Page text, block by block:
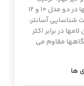
نمونه و رنگ ایده آل می باشند. این لامها در دو مدل ۱۰ و ۱۲
که مدل ۱۲ خانه جهت شناسایی آسانتر،
در برابر اکثر
مقاوم می
ها